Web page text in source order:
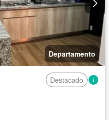
Departamento
Destacado